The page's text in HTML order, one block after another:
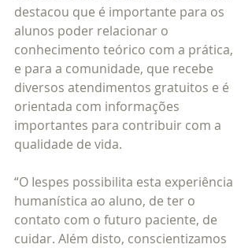
destacou que é importante para os
alunos poder relacionar o
conhecimento teórico com a prática,
e para a comunidade, que recebe
diversos atendimentos gratuitos e é
orientada com informações
importantes para contribuir com a
qualidade de vida.
“O Iespes possibilita esta experiência
humanística ao aluno, de ter o
contato com o futuro paciente, de
cuidar. Além disto, conscientizamos